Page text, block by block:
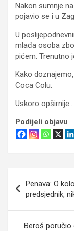
Nakon sumnje
pojavio se i u
U
mlađa osoba
pićem. Trenutno
Kako
Coca Colu.
Uskoro opširnije…
Podijeli objavu
objava
Penava: O
predsjednik,
Beroš poručio